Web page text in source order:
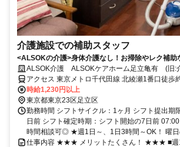
介護施設での補助スタッフ
<ALSOKの介護>身体介護なし！お掃除やレク補
格・未経験OK>
ALSOK介護 ALSOKケアホーム足立亀有 (旧:
ムアミカの郷亀有)
アクセス 東京メトロ千代田線 北綾瀬1番口徒歩
東京メトロ千代田線 亀有北口徒歩約28分 JR常
りバス乗車 「足立郷土博物館」バス停下車 徒歩2
時給1,230円以上
東京都東京23区足立区
勤務時間 シフトサイクル：1ヶ月 シフト提出期
日前 シフト確定時期：シフト開始の7日前
時間相談可◎ ★週1日～、1日3時間～OK！ 曜日
仕事内容 ★★★ メリットたくさん！ ★★★ ■週1